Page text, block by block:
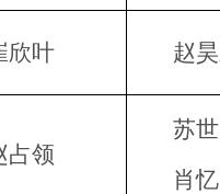
欣叶 赵
占领
苏
肖